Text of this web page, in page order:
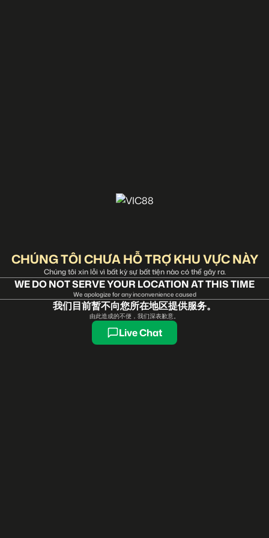
CHÚNG TÔI CHƯA HỖ TRỢ KHU VỰC NÀY
Chúng tôi xin lỗi vì bất kỳ sự bất tiện nào có thể gây ra.
WE DO NOT SERVE YOUR LOCATION AT THIS TIME
We apologize for any inconvenience caused
我们目前暂不向您所在地区提供服务。
由此造成的不便，我们深表歉意。
Live Chat